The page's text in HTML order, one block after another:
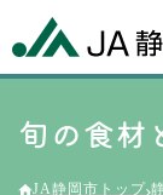
旬の食材
JA静岡市トップ